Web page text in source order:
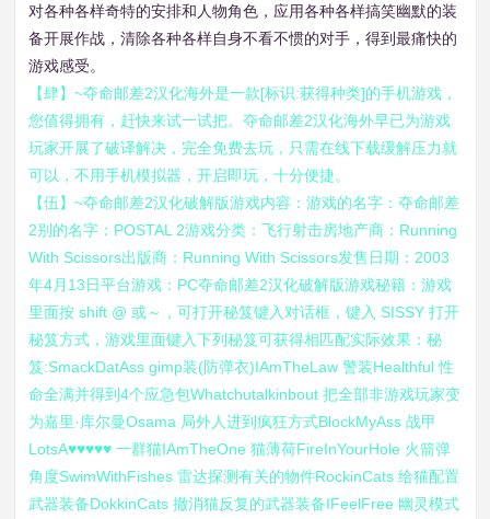
对各种各样奇特的安排和人物角色，应用各种各样搞笑幽默的装
备开展作战，清除各种各样自身不看不惯的对手，得到最痛快的
游戏感受。
【肆】~夺命邮差2汉化海外是一款[标识:获得种类]的手机游戏，
您值得拥有，赶快来试一试把。夺命邮差2汉化海外早已为游戏
玩家开展了破译解决，完全免费去玩，只需在线下载缓解压力就
可以，不用手机模拟器，开启即玩，十分便捷。
【伍】~夺命邮差2汉化破解版游戏内容：游戏的名字：夺命邮差
2别的名字：POSTAL 2游戏分类：飞行射击房地产商：Running
With Scissors出版商：Running With Scissors发售日期：2003
年4月13日平台游戏：PC夺命邮差2汉化破解版游戏秘籍：游戏
里面按 shift @ 或～，可打开秘笈键入对话框，键入 SISSY 打开
秘笈方式，游戏里面键入下列秘笈可获得相匹配实际效果：秘
笈:SmackDatAss gimp装(防弹衣)IAmTheLaw 警装Healthful 性
命全满并得到4个应急包Whatchutalkinbout 把全部非游戏玩家变
为嘉里·库尔曼Osama 局外人进到疯狂方式BlockMyAss 战甲
LotsA♥♥♥♥♥ 一群猫IAmTheOne 猫薄荷FireInYourHole 火箭弹
角度SwimWithFishes 雷达探测有关的物件RockinCats 给猫配置
武器装备DokkinCats 撤消猫反复的武器装备IFeelFree 幽灵模式